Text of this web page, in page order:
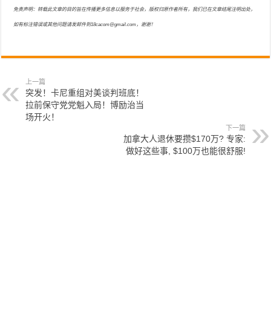
免责声明：转载此文章的目的旨在传播更多信息以服务于社会，版权归原作者所有，我们已在文章结尾注明出处，
如有标注错误或其他问题请发邮件到18cacom@gmail.com，谢谢！
上一篇
突发！卡尼重组对美谈判班底！
拉前保守党党魁入局！博励治当
场开火！
下一篇
加拿大人退休要攒$170万? 专家:
做好这些事, $100万也能很舒服!